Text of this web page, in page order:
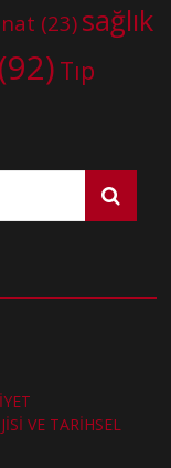
(23) sağlık
(92) Tıp
VE TARİHSEL